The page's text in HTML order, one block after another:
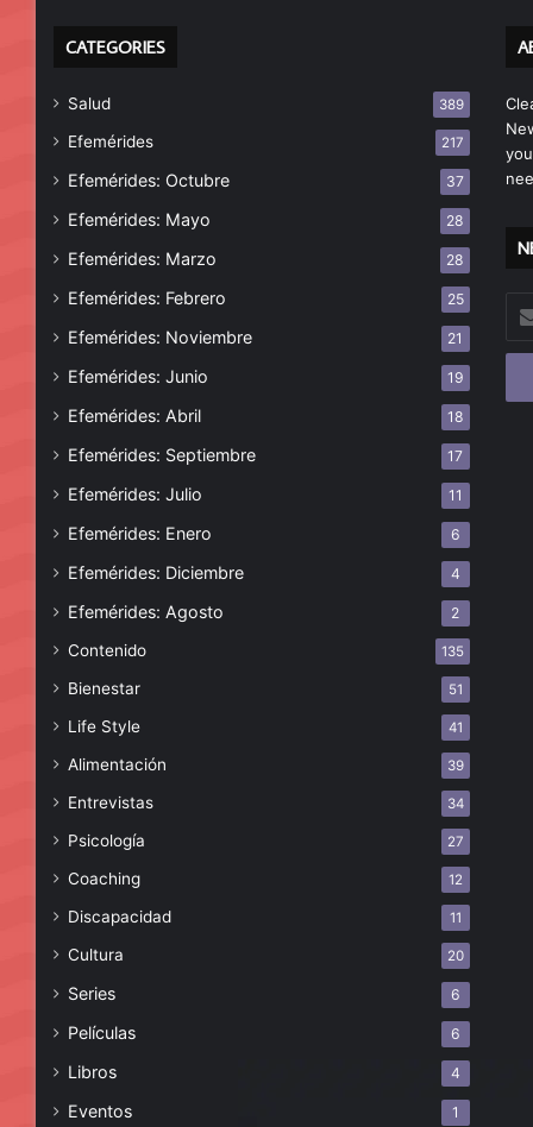
CATEGORIES
Salud 389
Efemérides 217
Efemérides: Octubre 37
Efemérides: Mayo 28
Efemérides: Marzo 28
Efemérides: Febrero 25
Efemérides: Noviembre 21
Efemérides: Junio 19
Efemérides: Abril 18
Efemérides: Septiembre 17
Efemérides: Julio 11
Efemérides: Enero 6
Efemérides: Diciembre 4
Efemérides: Agosto 2
Contenido 135
Bienestar 51
Life Style 41
Alimentación 39
Entrevistas 34
Psicología 27
Coaching 12
Discapacidad 11
Cultura 20
Series 6
Películas 6
Libros 4
Eventos 1
tu